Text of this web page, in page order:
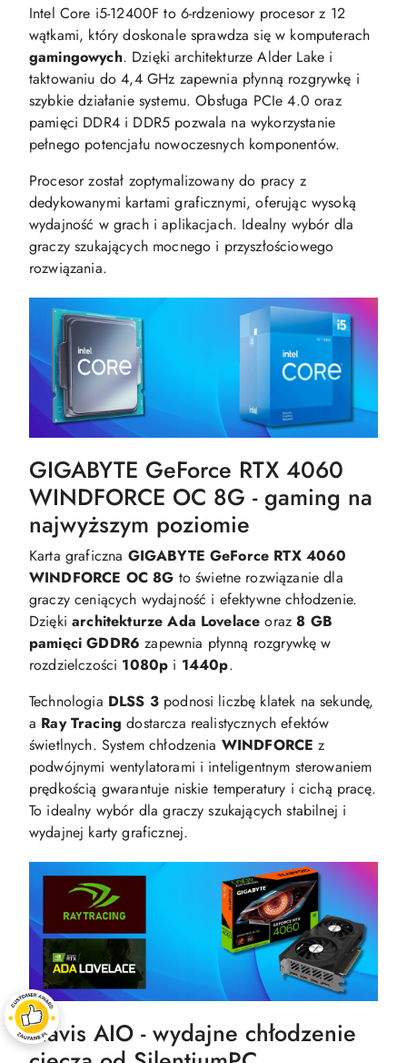
Intel Core i5-12400F to 6-rdzeniowy procesor z 12
wątkami, który doskonale sprawdza się w komputerach
gamingowych. Dzięki architekturze Alder Lake i
taktowaniu do 4,4 GHz zapewnia płynną rozgrywkę i
szybkie działanie systemu. Obsługa PCIe 4.0 oraz
pamięci DDR4 i DDR5 pozwala na wykorzystanie
pełnego potencjału nowoczesnych komponentów.
Procesor został zoptymalizowany do pracy z
dedykowanymi kartami graficznymi, oferując wysoką
wydajność w grach i aplikacjach. Idealny wybór dla
graczy szukających mocnego i przyszłościowego
rozwiązania.
GIGABYTE GeForce RTX 4060
WINDFORCE OC 8G - gaming na
najwyższym poziomie
Karta graficzna GIGABYTE GeForce RTX 4060
WINDFORCE OC 8G to świetne rozwiązanie dla
graczy ceniących wydajność i efektywne chłodzenie.
Dziękiarchitekturze Ada Lovelaceoraz8 GB
pamięci GDDR6zapewnia płynną rozgrywkę w
rozdzielczości 1080p i 1440p.
Technologia DLSS 3 podnosi liczbę klatek na sekundę,
a Ray Tracingdostarcza realistycznych efektów
świetlnych. System chłodzenia WINDFORCEz
podwójnymi wentylatorami i inteligentnym sterowaniem
prędkością gwarantuje niskie temperatury i cichą pracę.
To idealny wybór dla graczy szukających stabilnej i
wydajnej karty graficznej.
Navis AIO - wydajne chłodzenie